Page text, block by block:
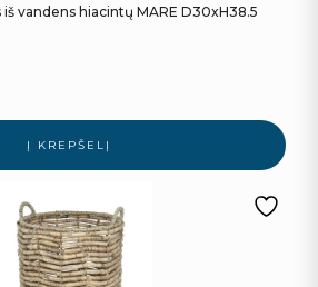
iš vandens hiacintų MARE D30xH38.5
Į KREPŠELĮ